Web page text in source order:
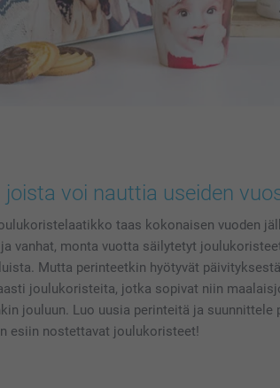
voi nauttia useiden
taas kokonaisen vuoden
vanhat, monta vuotta säilytetyt
Mutta perinteetkin hyötyvät
joulukoristeita, jotka sopivat niin
jouluun. Luo uusia perinteitä ja suunnittele
esiin nostettavat joulukoristeet!